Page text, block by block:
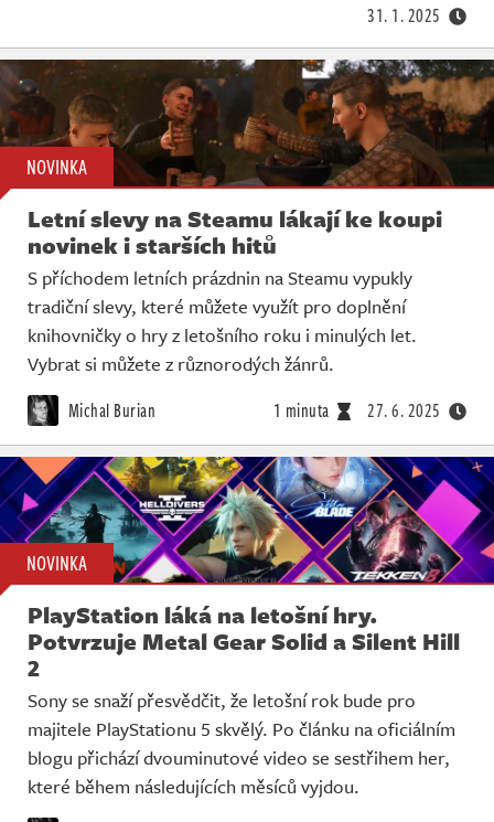
31. 1. 2025
NOVINKA
Letní slevy na Steamu lákají ke koupi
novinek i starších hitů
S příchodem letních prázdnin na Steamu vypukly
tradiční slevy, které můžete využít pro doplnění
knihovničky o hry z letošního roku i minulých let.
Vybrat si můžete z různorodých žánrů.
Michal Burian 1 minuta 27. 6. 2025
NOVINKA
PlayStation láká na letošní hry.
Potvrzuje Metal Gear Solid a Silent Hill
2
Sony se snaží přesvědčit, že letošní rok bude pro
majitele PlayStationu 5 skvělý. Po článku na oficiálním
blogu přichází dvouminutové video se sestřihem her,
které během následujících měsíců vyjdou.